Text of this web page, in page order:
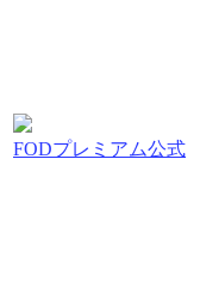
FODプレミアム公式